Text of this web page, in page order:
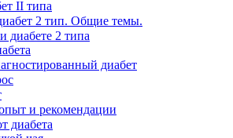
II типа
2 тип. Общие темы.
2 типа
диабет
и рекомендации
диабета